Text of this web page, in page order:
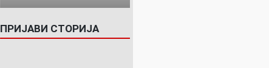
ПРИЈАВИ СТОРИЈА